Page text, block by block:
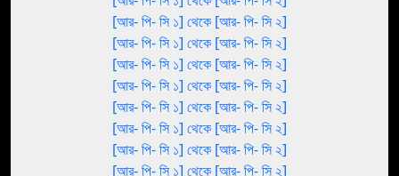
[আর- পি- সি ১] থেকে [আর- পি- সি ২]
[আর- পি- সি ১] থেকে [আর- পি- সি ২]
[আর- পি- সি ১] থেকে [আর- পি- সি ২]
[আর- পি- সি ১] থেকে [আর- পি- সি ২]
[আর- পি- সি ১] থেকে [আর- পি- সি ২]
[আর- পি- সি ১] থেকে [আর- পি- সি ২]
[আর- পি- সি ১] থেকে [আর- পি- সি ২]
[আর- পি- সি ১] থেকে [আর- পি- সি ২]